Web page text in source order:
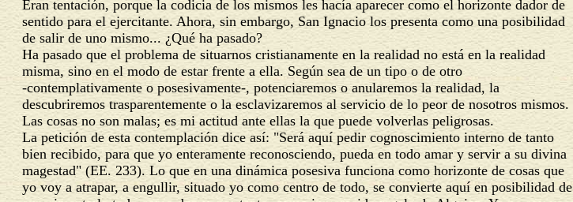
Eran tentación, porque la codicia de los mismos les hacía aparecer como el horizonte dador de
sentido para el ejercitante. Ahora, sin embargo, San Ignacio los presenta como una posibilidad
de salir de uno mismo... ¿Qué ha pasado?
Ha pasado que el problema de situarnos cristianamente en la realidad no está en la realidad
misma, sino en el modo de estar frente a ella. Según sea de un tipo o de otro
-contemplativamente o posesivamente-, potenciaremos o anularemos la realidad, la
descubriremos trasparentemente o la esclavizaremos al servicio de lo peor de nosotros mismos.
Las cosas no son malas; es mi actitud ante ellas la que puede volverlas peligrosas.
La petición de esta contemplación dice así: "Será aquí pedir cognoscimiento interno de tanto
bien recibido, para que yo enteramente reconosciendo, pueda en todo amar y servir a su divina
magestad" (EE. 233). Lo que en una dinámica posesiva funciona como horizonte de cosas que
yo voy a atrapar, a engullir, situado yo como centro de todo, se convierte aquí en posibilidad de